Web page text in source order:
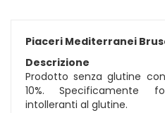
Piaceri Mediterranei
Descrizione
Prodotto senza glutine
10%. Specificamente
intolleranti al glutine.